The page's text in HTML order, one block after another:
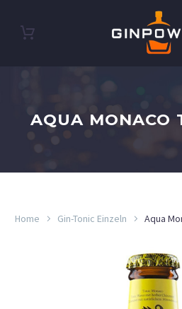
AQUA MONACO
Home Gin-Tonic Einzeln Aqua